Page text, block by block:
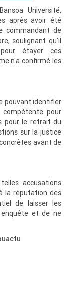
Université,
après avoir été
commandant de
soulignant qu'il
étayer ces
n'a confirmé les
pouvant identifier
pour
pour le retrait du
sur la justice
avant de
accusations
la réputation des
de laisser les
et de ne